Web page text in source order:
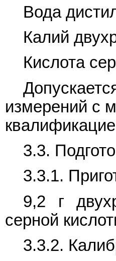
Вода
Калий
Кислота
измерений с
3.3.
3.3.1.
9,2 г
серной
3.3.2.